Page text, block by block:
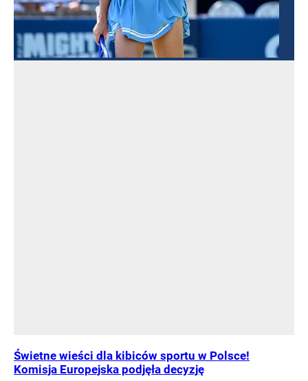
Świetne wieści dla kibiców sportu w Polsce!
Komisja Europejska podjęła decyzję